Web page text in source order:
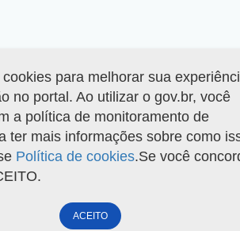
para melhorar sua
no portal. Ao utilizar o gov.br, você
a política de monitoramento de
ter mais informações sobre como
Política de cookies.Se você
ACEITO